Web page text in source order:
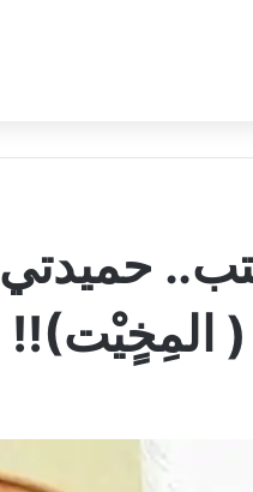
حميدتي
المِخٍيْت)!!